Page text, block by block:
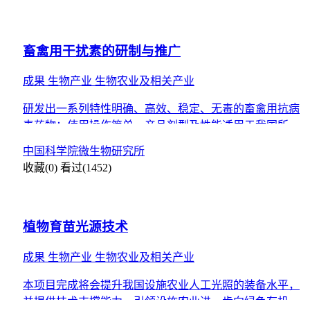
畜禽用干扰素的研制与推广
成果 生物产业 生物农业及相关产业
研发出一系列特性明确、高效、稳定、无毒的畜禽用抗病
毒药物；使用操作简单，产品剂型及性能适用于我国所有
中国科学院微生物研究所
收藏(0) 看过(1452)
植物育苗光源技术
成果 生物产业 生物农业及相关产业
本项目完成将会提升我国设施农业人工光照的装备水平，
并提供技术支撑能力，引领设施农业进一步向绿色有机、